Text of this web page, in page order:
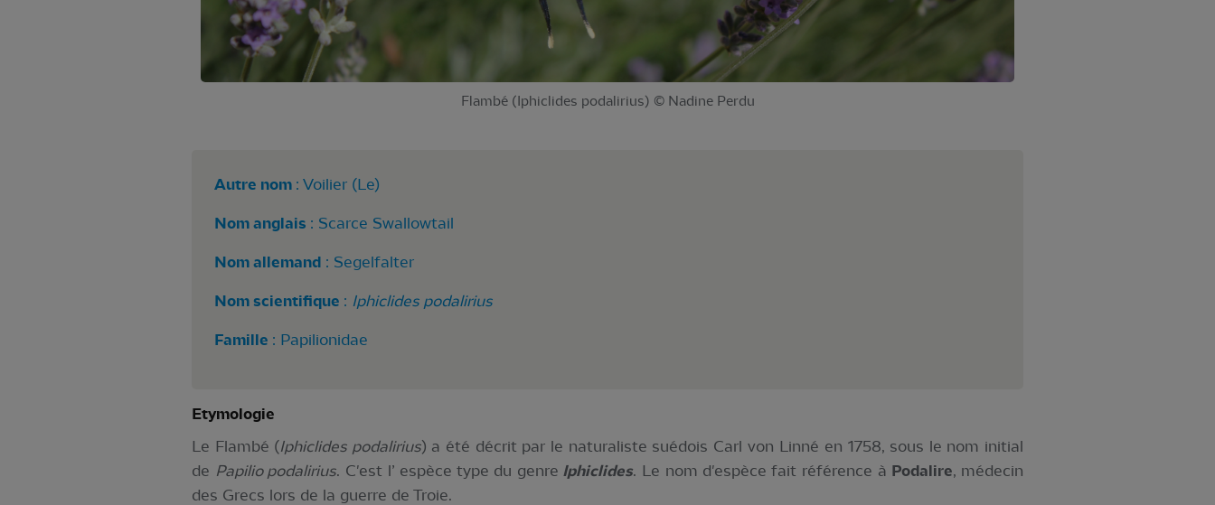
Flambé (Iphiclides podalirius) © Nadine Perdu
Autre nom: Voilier (Le)
Nom anglais : Scarce Swallowtail
Nom allemand: Segelfalter
Nom scientifique : Iphiclides podalirius
Famille : Papilionidae
Etymologie
Le Flambé (Iphiclides podalirius) a été décrit par le naturaliste suédois Carl von Linné en 1758, sous le nom initial
de Papilio podalirius. C'est l’ espèce type du genre Iphiclides. Le nom d'espèce fait référence à Podalire, médecin
des Grecs lors de la guerre de Troie.